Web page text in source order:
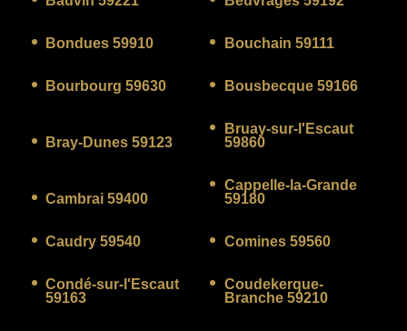
Bondues 59910 Bouchain 59111
Bourbourg 59630 Bousbecque 59166
Bray-Dunes 59123
Bruay-sur-l'Escaut
59860
Cambrai 59400
Cappelle-la-Grande
59180
Caudry 59540 Comines 59560
Condé-sur-l'Escaut
59163
Coudekerque-
Branche 59210